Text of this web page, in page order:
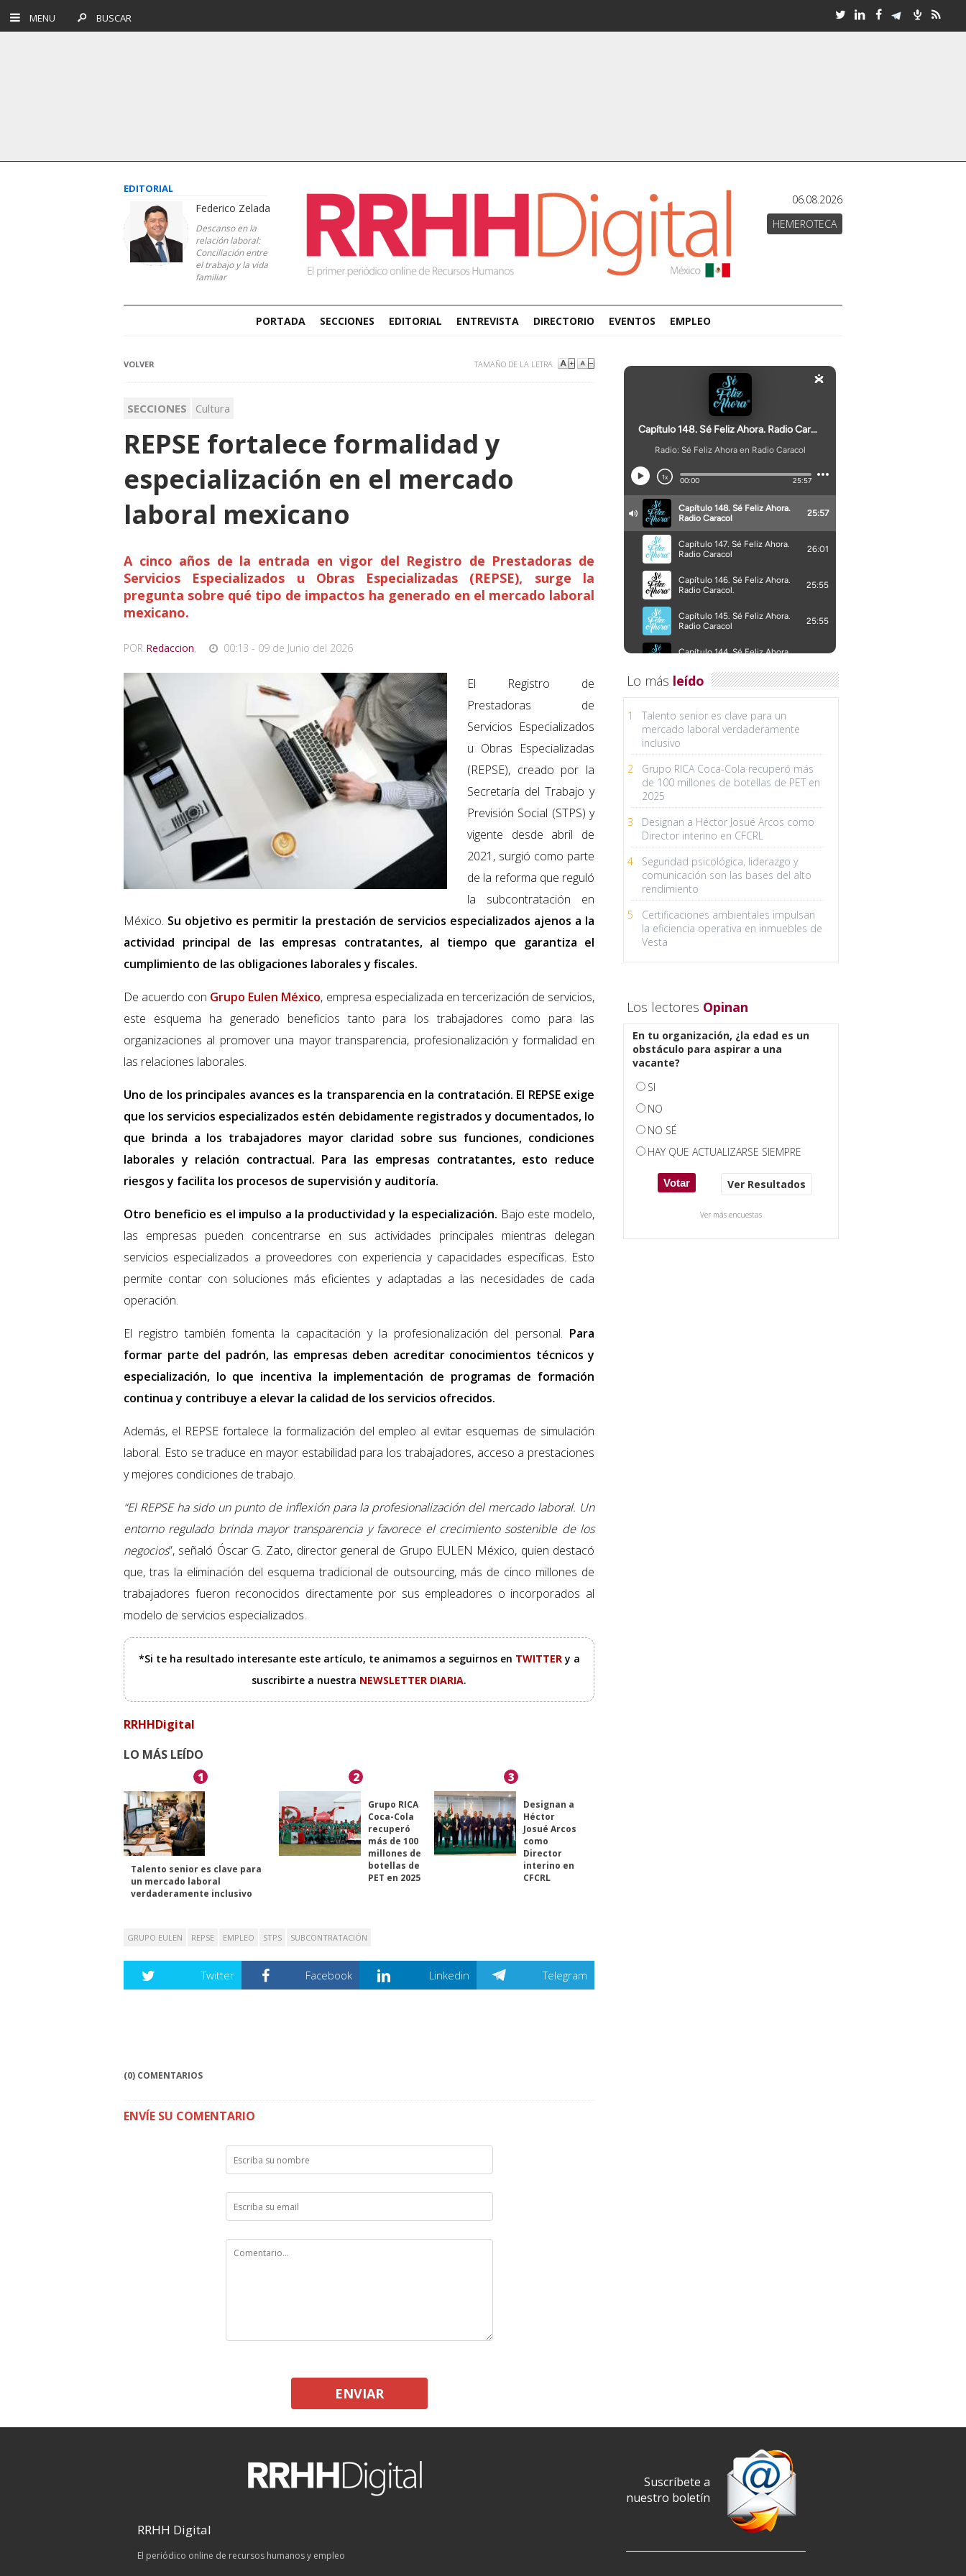
MENU BUSCAR
EDITORIAL
Federico Zelada
Descanso en la
relación laboral:
Conciliación entre
el trabajo y la vida
familiar
06.08.2026
HEMEROTECA
PORTADA SECCIONES EDITORIAL ENTREVISTA DIRECTORIO EVENTOS EMPLEO
VOLVER TAMAÑO DE LA LETRA
SECCIONES Cultura
REPSE fortalece formalidad y
especialización en el mercado
laboral mexicano
A cinco años de la entrada en vigor del Registro de Prestadoras de
Servicios Especializados u Obras Especializadas (REPSE), surge la
pregunta sobre qué tipo de impactos ha generado en el mercado laboral
mexicano.
POR Redaccion, 00:13 - 09 de Junio del 2026
El Registro de
Prestadoras de
Servicios Especializados
u Obras Especializadas
(REPSE), creado por la
Secretaría del Trabajo y
Previsión Social (STPS) y
vigente desde abril de
2021, surgió como parte
de la reforma que reguló
la subcontratación en
México. Su objetivo es permitir la prestación de servicios especializados ajenos a la
actividad principal de las empresas contratantes, al tiempo que garantiza el
cumplimiento de las obligaciones laborales y fiscales.
De acuerdo con Grupo Eulen México, empresa especializada en tercerización de servicios,
este esquema ha generado beneficios tanto para los trabajadores como para las
organizaciones al promover una mayor transparencia, profesionalización y formalidad en
las relaciones laborales.
Uno de los principales avances es la transparencia en la contratación. El REPSE exige
que los servicios especializados estén debidamente registrados y documentados, lo
que brinda a los trabajadores mayor claridad sobre sus funciones, condiciones
laborales y relación contractual. Para las empresas contratantes, esto reduce
riesgos y facilita los procesos de supervisión y auditoría.
Otro beneficio es el impulso a la productividad y la especialización. Bajo este modelo,
las empresas pueden concentrarse en sus actividades principales mientras delegan
servicios especializados a proveedores con experiencia y capacidades específicas. Esto
permite contar con soluciones más eficientes y adaptadas a las necesidades de cada
operación.
El registro también fomenta la capacitación y la profesionalización del personal. Para
formar parte del padrón, las empresas deben acreditar conocimientos técnicos y
especialización, lo que incentiva la implementación de programas de formación
continua y contribuye a elevar la calidad de los servicios ofrecidos.
Además, el REPSE fortalece la formalización del empleo al evitar esquemas de simulación
laboral. Esto se traduce en mayor estabilidad para los trabajadores, acceso a prestaciones
y mejores condiciones de trabajo.
“El REPSE ha sido un punto de inflexión para la profesionalización del mercado laboral. Un
entorno regulado brinda mayor transparencia y favorece el crecimiento sostenible de los
negocios”, señaló Óscar G. Zato, director general de Grupo EULEN México, quien destacó
que, tras la eliminación del esquema tradicional de outsourcing, más de cinco millones de
trabajadores fueron reconocidos directamente por sus empleadores o incorporados al
modelo de servicios especializados.
*Si te ha resultado interesante este artículo, te animamos a seguirnos en TWITTERy a
suscribirte a nuestra NEWSLETTER DIARIA.
RRHHDigital
LO MÁS LEÍDO
1
Talento senior es clave para
un mercado laboral
verdaderamente inclusivo
2
Grupo RICA
Coca-Cola
recuperó
más de 100
millones de
botellas de
PET en 2025
3
Designan a
Héctor
Josué Arcos
como
Director
interino en
CFCRL
GRUPO EULEN REPSE EMPLEO STPS SUBCONTRATACIÓN
Twitter Facebook Linkedin Telegram
(0) COMENTARIOS
ENVÍE SU COMENTARIO
ENVIAR
Lo más leído
1
Talento senior es clave para un
mercado laboral verdaderamente
inclusivo
2
Grupo RICA Coca-Cola recuperó más
de 100 millones de botellas de PET en
2025
3
Designan a Héctor Josué Arcos como
Director interino en CFCRL
4
Seguridad psicológica, liderazgo y
comunicación son las bases del alto
rendimiento
5
Certificaciones ambientales impulsan
la eficiencia operativa en inmuebles de
Vesta
Los lectores Opinan
En tu organización, ¿la edad es un
obstáculo para aspirar a una
vacante?
SI
NO
NO SÉ
HAY QUE ACTUALIZARSE SIEMPRE
Ver Resultados
Ver más encuestas
RRHH Digital
El periódico online de recursos humanos y empleo
Suscríbete a
nuestro boletín